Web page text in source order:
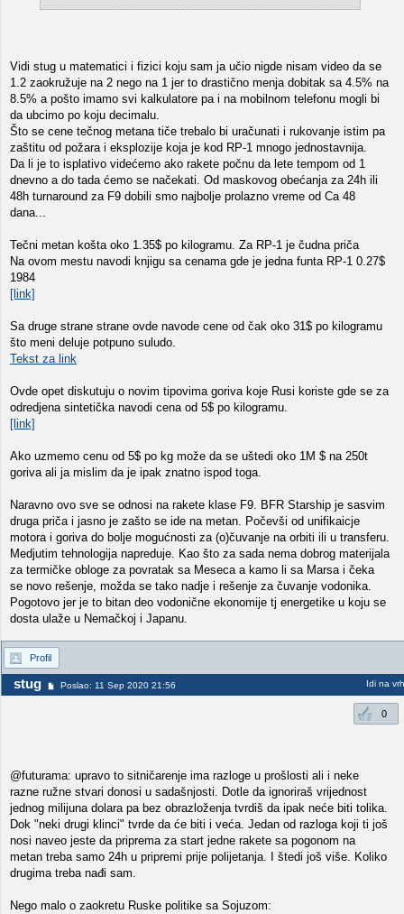
Vidi stug u matematici i fizici koju sam ja učio nigde nisam video da se
1.2 zaokružuje na 2 nego na 1 jer to drastično menja dobitak sa 4.5% na
8.5% a pošto imamo svi kalkulatore pa i na mobilnom telefonu mogli bi
da ubcimo po koju decimalu.
Što se cene tečnog metana tiče trebalo bi uračunati i rukovanje istim pa
zaštitu od požara i eksplozije koja je kod RP-1 mnogo jednostavnija.
Da li je to isplativo videćemo ako rakete počnu da lete tempom od 1
dnevno a do tada ćemo se načekati. Od maskovog obećanja za 24h ili
48h turnaround za F9 dobili smo najbolje prolazno vreme od Ca 48
dana...
Tečni metan košta oko 1.35$ po kilogramu. Za RP-1 je čudna priča
Na ovom mestu navodi knjigu sa cenama gde je jedna funta RP-1 0.27$
1984
[link]
Sa druge strane strane ovde navode cene od čak oko 31$ po kilogramu
što meni deluje potpuno suludo.
Tekst za link
Ovde opet diskutuju o novim tipovima goriva koje Rusi koriste gde se za
odredjena sintetička navodi cena od 5$ po kilogramu.
[link]
Ako uzmemo cenu od 5$ po kg može da se uštedi oko 1M $ na 250t
goriva ali ja mislim da je ipak znatno ispod toga.
Naravno ovo sve se odnosi na rakete klase F9. BFR Starship je sasvim
druga priča i jasno je zašto se ide na metan. Počevši od unifikaicje
motora i goriva do bolje mogućnosti za (o)čuvanje na orbiti ili u transferu.
Medjutim tehnologija napreduje. Kao što za sada nema dobrog materijala
za termičke obloge za povratak sa Meseca a kamo li sa Marsa i čeka
se novo rešenje, možda se tako nadje i rešenje za čuvanje vodonika.
Pogotovo jer je to bitan deo vodonične ekonomije tj energetike u koju se
dosta ulaže u Nemačkoj i Japanu.
Profil
stug Poslao: 11 Sep 2020 21:56 Idi na vrh
0
@futurama: upravo to sitničarenje ima razloge u prošlosti ali i neke
razne ružne stvari donosi u sadašnjosti. Dotle da ignoriraš vrijednost
jednog milijuna dolara pa bez obrazloženja tvrdiš da ipak neće biti tolika.
Dok "neki drugi klinci" tvrde da će biti i veća. Jedan od razloga koji ti još
nosi naveo jeste da priprema za start jedne rakete sa pogonom na
metan treba samo 24h u pripremi prije polijetanja. I štedi još više. Koliko
drugima treba nađi sam.
Nego malo o zaokretu Ruske politike sa Sojuzom: